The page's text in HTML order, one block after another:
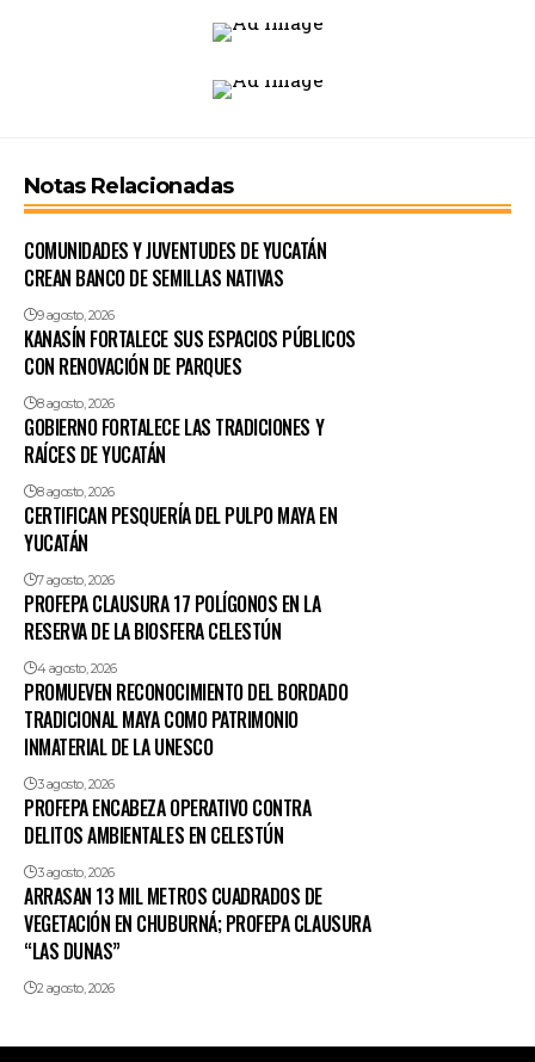
Notas Relacionadas
COMUNIDADES Y JUVENTUDES DE YUCATÁN
CREAN BANCO DE SEMILLAS NATIVAS
9 agosto, 2026
KANASÍN FORTALECE SUS ESPACIOS PÚBLICOS
CON RENOVACIÓN DE PARQUES
8 agosto, 2026
GOBIERNO FORTALECE LAS TRADICIONES Y
RAÍCES DE YUCATÁN
8 agosto, 2026
CERTIFICAN PESQUERÍA DEL PULPO MAYA EN
YUCATÁN
7 agosto, 2026
PROFEPA CLAUSURA 17 POLÍGONOS EN LA
RESERVA DE LA BIOSFERA CELESTÚN
4 agosto, 2026
PROMUEVEN RECONOCIMIENTO DEL BORDADO
TRADICIONAL MAYA COMO PATRIMONIO
INMATERIAL DE LA UNESCO
3 agosto, 2026
PROFEPA ENCABEZA OPERATIVO CONTRA
DELITOS AMBIENTALES EN CELESTÚN
3 agosto, 2026
ARRASAN 13 MIL METROS CUADRADOS DE
VEGETACIÓN EN CHUBURNÁ; PROFEPA CLAUSURA
“LAS DUNAS”
2 agosto, 2026